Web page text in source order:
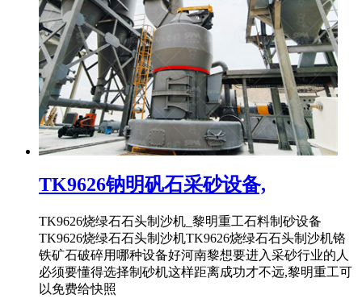
TK9626钠明矾石采砂设备,
TK9626烧绿石石头制沙机_黎明重工石料制砂设备
TK9626烧绿石石头制沙机TK9626烧绿石石头制沙机铬
铁矿石破碎用哪种设备好河南黎想要进入采砂行业的人
必须要懂得选择制砂机这样距离成功才不远,黎明重工可
以免费给快照